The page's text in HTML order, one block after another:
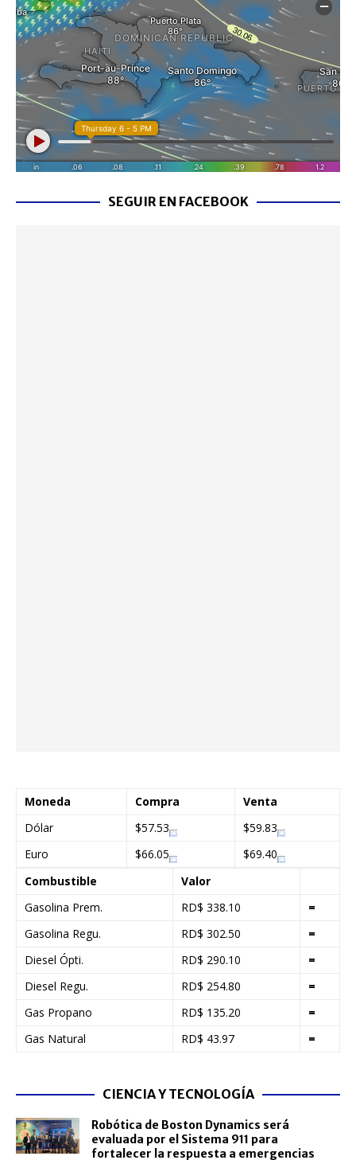
SEGUIR EN FACEBOOK
Moneda Compra
Venta
Dólar
$57.53
$59.83
Euro
$66.05
$69.40
Combustible
Valor
Gasolina Prem.
RD$ 338.10
=
Gasolina Regu.
RD$ 302.50
=
Diesel Ópti.
RD$ 290.10
=
Diesel Regu.
RD$ 254.80
=
Gas Propano
RD$ 135.20
=
Gas Natural
RD$ 43.97 =
CIENCIA Y TECNOLOGÍA
Robótica de Boston Dynamics será
evaluada por el Sistema 911 para
fortalecer la respuesta a emergencias